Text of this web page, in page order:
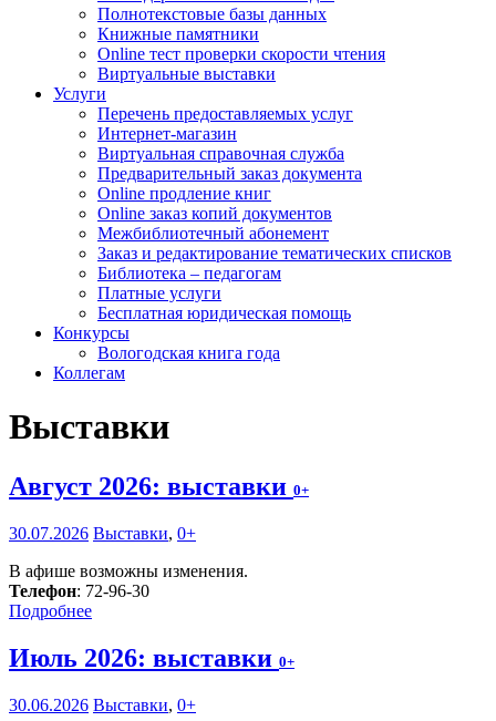
Полнотекстовые базы данных
Книжные памятники
Online тест проверки скорости чтения
Виртуальные выставки
Услуги
Перечень предоставляемых услуг
Интернет-магазин
Виртуальная справочная служба
Предварительный заказ документа
Online продление книг
Online заказ копий документов
Межбиблиотечный абонемент
Заказ и редактирование тематических списков
Библиотека – педагогам
Платные услуги
Бесплатная юридическая помощь
Конкурсы
Вологодская книга года
Коллегам
Выставки
Август 2026: выставки 0+
30.07.2026 Выставки, 0+
В афише возможны изменения.
Телефон: 72-96-30
Подробнее
Июль 2026: выставки 0+
30.06.2026 Выставки, 0+